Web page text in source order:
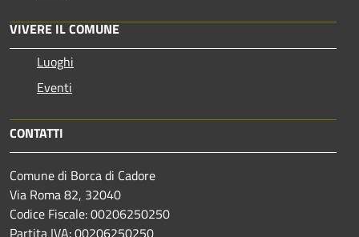
VIVERE IL COMUNE
Luoghi
Eventi
CONTATTI
Comune di Borca di Cadore
Via Roma 82, 32040
Codice Fiscale: 00206250250
Partita IVA: 00206250250